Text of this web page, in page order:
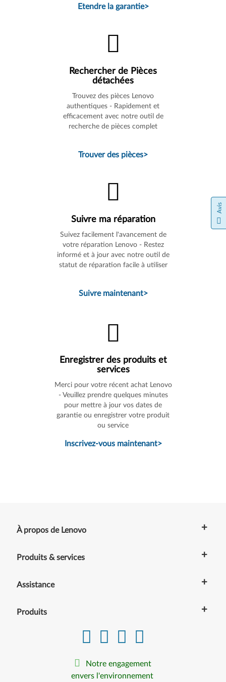
Etendre la garantie>
Rechercher de Pièces
détachées
Trouvez des pièces Lenovo
authentiques - Rapidement et
efficacement avec notre outil de
recherche de pièces complet
Trouver des pièces>
Suivre ma réparation
Suivez facilement l'avancement de
votre réparation Lenovo - Restez
informé et à jour avec notre outil de
statut de réparation facile à utiliser
Suivre maintenant>
Enregistrer des produits et
services
Merci pour votre récent achat Lenovo
- Veuillez prendre quelques minutes
pour mettre à jour vos dates de
garantie ou enregistrer votre produit
ou service
Inscrivez-vous maintenant>
À propos de Lenovo +
Produits & services +
Assistance +
Produits +
Notre engagement
envers l'environnement
Avis